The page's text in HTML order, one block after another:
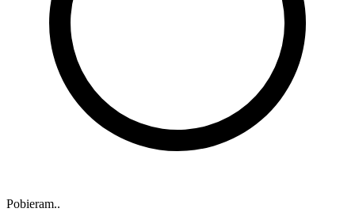
Pobieram..